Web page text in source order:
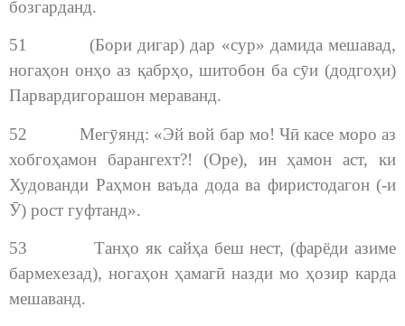
бозгарданд.
51 (Бори дигар) дар «сур» дамида мешавад,
ногаҳон онҳо аз қабрҳо, шитобон ба сӯи (додгоҳи)
Парвардигорашон мераванд.
52 Мегӯянд: «Эй вой бар мо! Чӣ касе моро аз
хобгоҳамон барангехт?! (Оре), ин ҳамон аст, ки
Худованди Раҳмон ваъда дода ва фиристодагон (-и
Ӯ) рост гуфтанд».
53 Танҳо як сайҳа беш нест, (фарёди азиме
бармехезад), ногаҳон ҳамагӣ назди мо ҳозир карда
мешаванд.